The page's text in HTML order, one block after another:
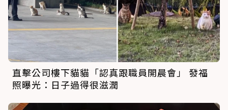
直擊公司樓下貓貓「認真跟職員開晨會」 發福
照曝光：日子過得很滋潤